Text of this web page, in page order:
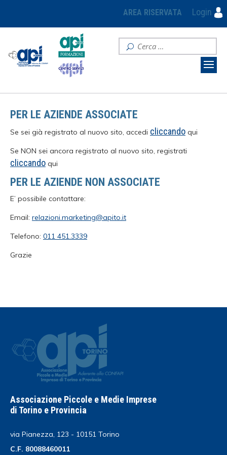
AREA RISERVATA Login
PER LE AZIENDE ASSOCIATE
Se sei già registrato al nuovo sito, accedi cliccando qui
Se NON sei ancora registrato al nuovo sito, registrati
cliccando qui
PER LE AZIENDE NON ASSOCIATE
E’ possibile contattare:
Email: relazioni.marketing@apito.it
Telefono: 011 451.3339
Grazie
Associazione Piccole e Medie Imprese
di Torino e Provincia
via Pianezza, 123 - 10151 Torino
C.F. 80088460011